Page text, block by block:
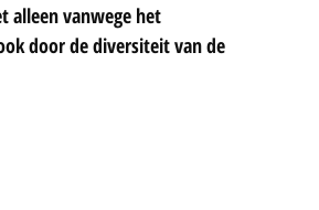
alleen vanwege het
door de diversiteit van de